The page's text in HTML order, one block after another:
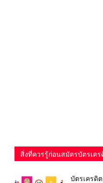
สิ่งที่ควรรู้ก่อนสมัครบัตรเคร
บัตรเครดิ